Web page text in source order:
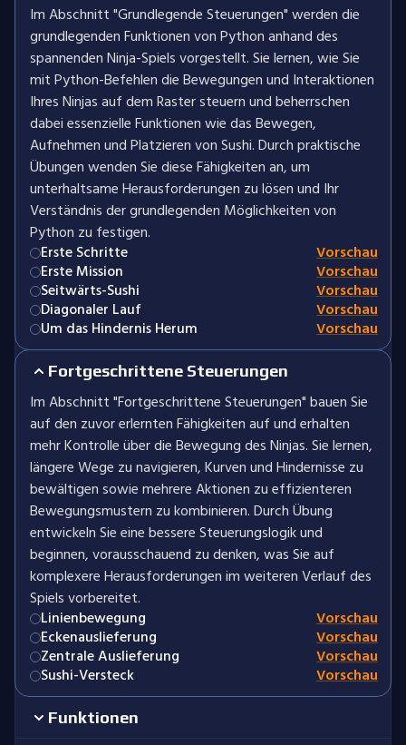
Im Abschnitt "Grundlegende Steuerungen" werden die
grundlegenden Funktionen von Python anhand des
spannenden Ninja-Spiels vorgestellt. Sie lernen, wie Sie
mit Python-Befehlen die Bewegungen und Interaktionen
Ihres Ninjas auf dem Raster steuern und beherrschen
dabei essenzielle Funktionen wie das Bewegen,
Aufnehmen und Platzieren von Sushi. Durch praktische
Übungen wenden Sie diese Fähigkeiten an, um
unterhaltsame Herausforderungen zu lösen und Ihr
Verständnis der grundlegenden Möglichkeiten von
Python zu festigen.
Erste Schritte
Vorschau
Erste Mission
Vorschau
Seitwärts-Sushi
Vorschau
Diagonaler Lauf
Vorschau
Um das Hindernis Herum
Vorschau
Fortgeschrittene Steuerungen
Im Abschnitt "Fortgeschrittene Steuerungen" bauen Sie
auf den zuvor erlernten Fähigkeiten auf und erhalten
mehr Kontrolle über die Bewegung des Ninjas. Sie lernen,
längere Wege zu navigieren, Kurven und Hindernisse zu
bewältigen sowie mehrere Aktionen zu effizienteren
Bewegungsmustern zu kombinieren. Durch Übung
entwickeln Sie eine bessere Steuerungslogik und
beginnen, vorausschauend zu denken, was Sie auf
komplexere Herausforderungen im weiteren Verlauf des
Spiels vorbereitet.
Linienbewegung
Vorschau
Eckenauslieferung
Vorschau
Zentrale Auslieferung
Vorschau
Sushi-Versteck
Vorschau
Funktionen